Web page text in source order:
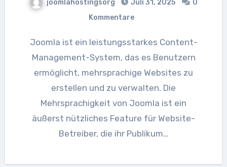
joomlahostingsorg Juli 31, 2025
0
Kommentare
Joomla ist ein leistungsstarkes Content-
Management-System, das es Benutzern
ermöglicht, mehrsprachige Websites zu
erstellen und zu verwalten. Die
Mehrsprachigkeit von Joomla ist ein
äußerst nützliches Feature für Website-
Betreiber, die ihr Publikum…